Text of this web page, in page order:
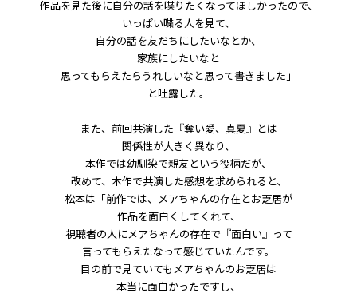
作品を見た後に自分の話を喋りたくなってほしかったので、
いっぱい喋る人を見て、
自分の話を友だちにしたいなとか、
家族にしたいなと
思ってもらえたらうれしいなと思って書きました」
と吐露した。
また、前回共演した『奪い愛、真夏』とは
関係性が大きく異なり、
本作では幼馴染で親友という役柄だが、
改めて、本作で共演した感想を求められると、
松本は「前作では、メアちゃんの存在とお芝居が
作品を面白くしてくれて、
視聴者の人にメアちゃんの存在で『面白い』って
言ってもらえたなって感じていたんです。
目の前で見ていてもメアちゃんのお芝居は
本当に面白かったですし、